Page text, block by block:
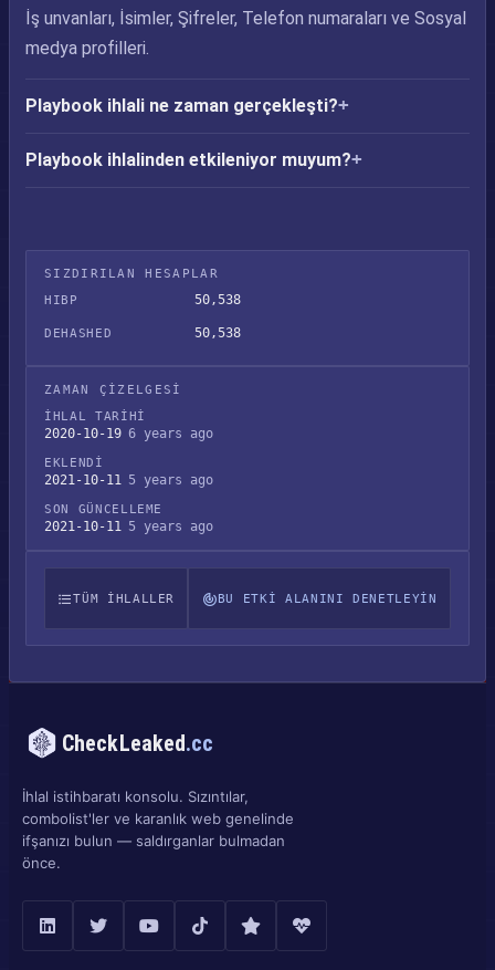
İş unvanları, İsimler, Şifreler, Telefon numaraları ve Sosyal
medya profilleri.
Playbook ihlali ne zaman gerçekleşti?
Playbook ihlalinden etkileniyor muyum?
SIZDIRILAN HESAPLAR
HIBP
50,538
DEHASHED 50,538
ZAMAN ÇIZELGESI
İHLAL TARIHI
2020-10-19 6 years ago
EKLENDI
2021-10-11 5 years ago
SON GÜNCELLEME
2021-10-11 5 years ago
TÜM IHLALLER BU ETKI ALANINI DENETLEYIN
CheckLeaked.cc
İhlal istihbaratı konsolu. Sızıntılar,
combolist'ler ve karanlık web genelinde
ifşanızı bulun — saldırganlar bulmadan
önce.